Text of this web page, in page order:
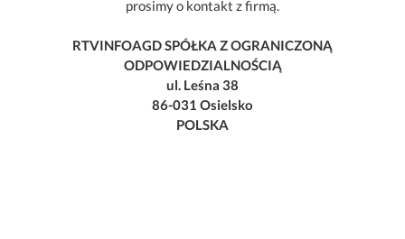
prosimy o kontakt z firmą.
RTVINFOAGD SPÓŁKA Z OGRANICZONĄ
ODPOWIEDZIALNOŚCIĄ
ul. Leśna 38
86-031 Osielsko
POLSKA